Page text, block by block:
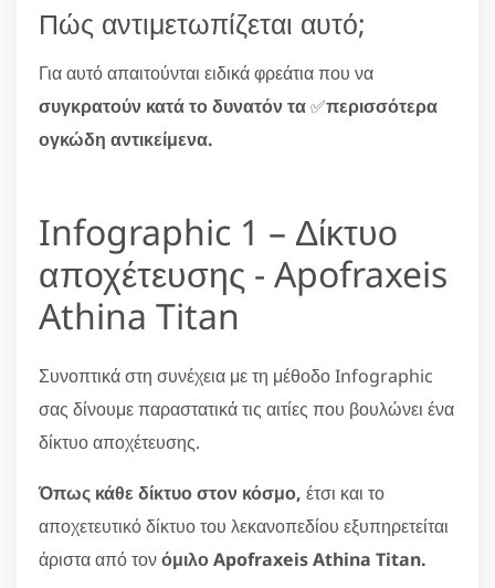
Πώς αντιμετωπίζεται αυτό;
Για αυτό απαιτούνται ειδικά φρεάτια που να
συγκρατούν κατά το δυνατόν τα✅περισσότερα
ογκώδη αντικείμενα.
Infographic 1 – Δίκτυο
αποχέτευσης - Apofraxeis
Athina Titan
Συνοπτικά στη συνέχεια με τη μέθοδο Infographic
σας δίνουμε παραστατικά τις αιτίες που βουλώνει ένα
δίκτυο αποχέτευσης.
Όπως κάθε δίκτυο στον κόσμο, έτσι και το
αποχετευτικό δίκτυο του λεκανοπεδίου εξυπηρετείται
άριστα από τονόμιλο Apofraxeis Athina Titan.